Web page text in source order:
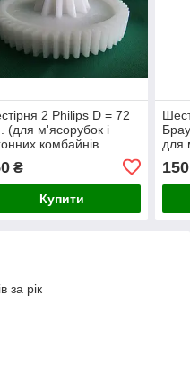
2 Philips D = 72
(для м'ясорубок і
комбайнів
₴
Купити
для
150
за рік